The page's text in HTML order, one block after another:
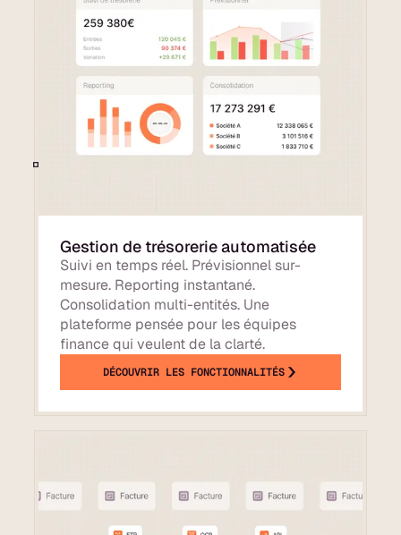
Gestion de trésorerie automatisée
Suivi en temps réel. Prévisionnel sur-
mesure. Reporting instantané.
Consolidation multi-entités. Une
plateforme pensée pour les équipes
finance qui veulent de la clarté.
DÉCOUVRIR LES FONCTIONNALITÉS